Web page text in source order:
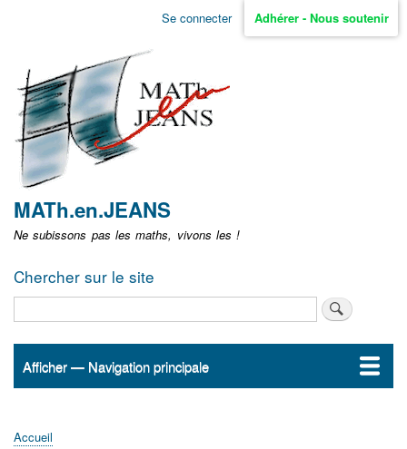
Aller
non
identifié
Se connecter Adhérer - Nous soutenir
MATh.en.JEANS
Ne subissons pas les maths, vivons les !
Chercher sur le site
Navigation
Afficher — Navigation principale
Accueil
ActualitésMATh.en.JEANS ?
Régions et Ateliers
Créer, gérer un atelier
Sujets/Publications
Congrès
Accueil